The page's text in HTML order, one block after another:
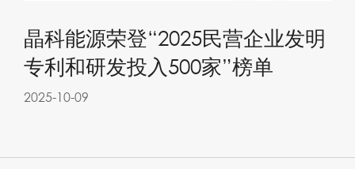
晶科能源荣登“2025民营企业发明
专利和研发投入500家”榜单
2025-10-09